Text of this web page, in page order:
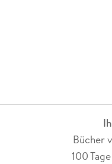
Bücher
100